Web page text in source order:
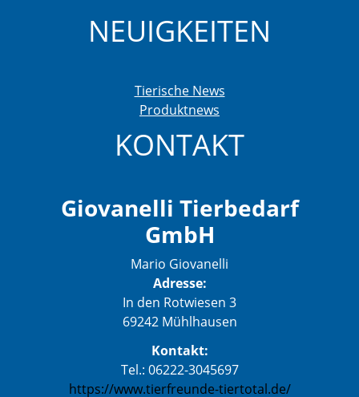
NEUIGKEITEN
Tierische News
Produktnews
KONTAKT
Giovanelli Tierbedarf
GmbH
Mario Giovanelli
Adresse:
In den Rotwiesen 3
69242 Mühlhausen
Kontakt:
Tel.: 06222-3045697
https://www.tierfreunde-tiertotal.de/